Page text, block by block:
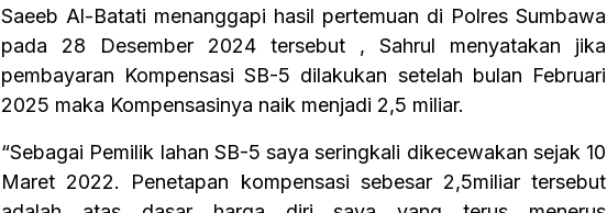
Saeeb Al-Batati menanggapi hasil pertemuan di Polres Sumbawa
pada 28 Desember 2024 tersebut , Sahrul menyatakan jika
pembayaran Kompensasi SB-5 dilakukan setelah bulan Februari
2025 maka Kompensasinya naik menjadi 2,5 miliar.
“Sebagai Pemilik lahan SB-5 saya seringkali dikecewakan sejak 10
Maret 2022. Penetapan kompensasi sebesar 2,5miliar tersebut